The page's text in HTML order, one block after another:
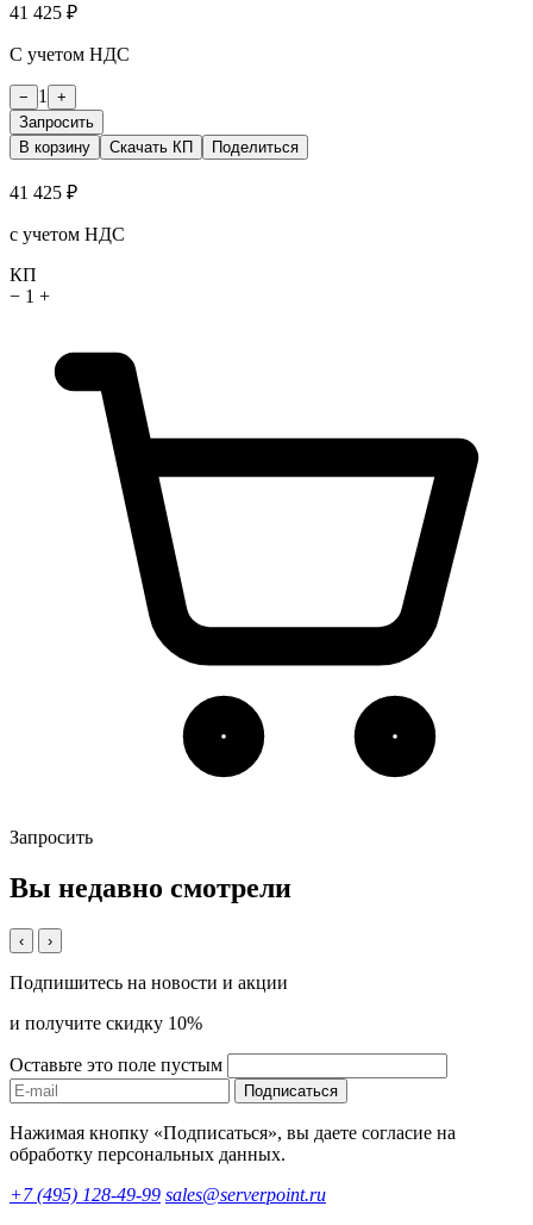
41 425 ₽
С учетом НДС
− 1
+
Запросить
В корзину
Скачать КП Поделиться
41 425 ₽
с учетом НДС
КП
− 1 +
Запросить
Вы недавно смотрели
‹ ›
Подпишитесь на новости и акции
и получите скидку 10%
Оставьте это поле пустым
Подписаться
Нажимая кнопку «Подписаться», вы даете согласие на
обработку персональных данных.
+7 (495) 128-49-99 sales@serverpoint.ru